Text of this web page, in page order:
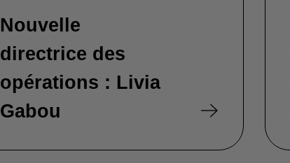
Nouvelle
directrice des
opérations : Livia
Gabou